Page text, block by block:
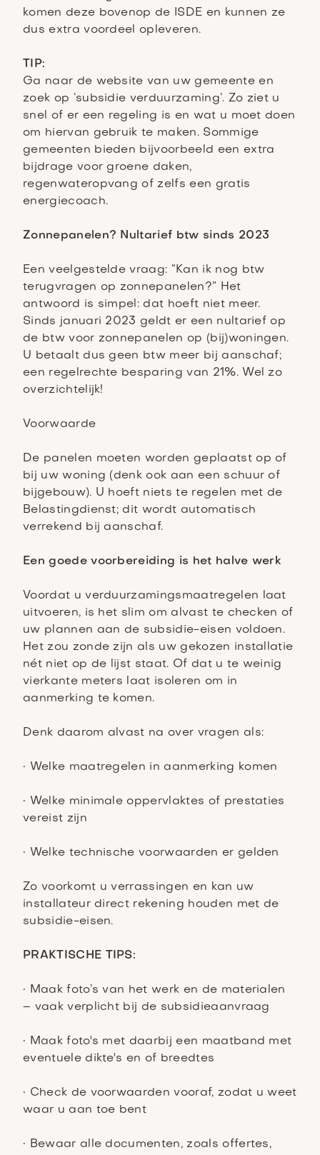
komen deze bovenop de ISDE en kunnen ze
dus extra voordeel opleveren.
TIP:
Ga naar de website van uw gemeente en
zoek op ‘subsidie verduurzaming’. Zo ziet u
snel of er een regeling is en wat u moet doen
om hiervan gebruik te maken. Sommige
gemeenten bieden bijvoorbeeld een extra
bijdrage voor groene daken,
regenwateropvang of zelfs een gratis
energiecoach.
Zonnepanelen? Nultarief btw sinds 2023
Een veelgestelde vraag: “Kan ik nog btw
terugvragen op zonnepanelen?” Het
antwoord is simpel: dat hoeft niet meer.
Sinds januari 2023 geldt er een nultarief op
de btw voor zonnepanelen op (bij)woningen.
U betaalt dus geen btw meer bij aanschaf;
een regelrechte besparing van 21%. Wel zo
overzichtelijk!
Voorwaarde
De panelen moeten worden geplaatst op of
bij uw woning (denk ook aan een schuur of
bijgebouw). U hoeft niets te regelen met de
Belastingdienst; dit wordt automatisch
verrekend bij aanschaf.
Een goede voorbereiding is het halve werk
Voordat u verduurzamingsmaatregelen laat
uitvoeren, is het slim om alvast te checken of
uw plannen aan de subsidie-eisen voldoen.
Het zou zonde zijn als uw gekozen installatie
nét niet op de lijst staat. Of dat u te weinig
vierkante meters laat isoleren om in
aanmerking te komen.
Denk daarom alvast na over vragen als:
• Welke maatregelen in aanmerking komen
• Welke minimale oppervlaktes of prestaties
vereist zijn
• Welke technische voorwaarden er gelden
Zo voorkomt u verrassingen en kan uw
installateur direct rekening houden met de
subsidie-eisen.
PRAKTISCHE TIPS:
• Maak foto’s van het werk en de materialen
– vaak verplicht bij de subsidieaanvraag
• Maak foto's met daarbij een maatband met
eventuele dikte's en of breedtes
• Check de voorwaarden vooraf, zodat u weet
waar u aan toe bent
• Bewaar alle documenten, zoals offertes,